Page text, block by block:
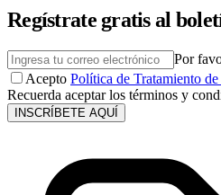
Regístrate gratis al
Por
Acepto Política de Tratamiento
Recuerda aceptar los términos y
INSCRÍBETE AQUÍ